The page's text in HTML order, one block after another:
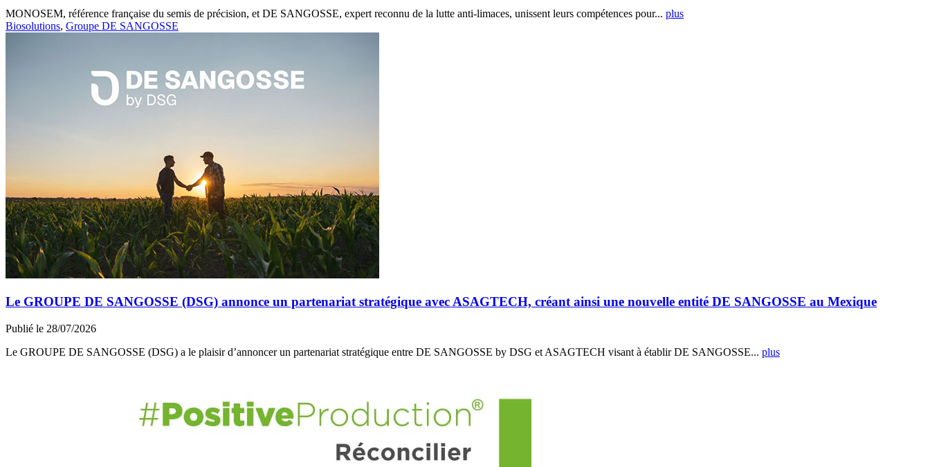
MONOSEM, référence française du semis de précision, et DE SANGOSSE, expert reconnu de la lutte anti-limaces, unissent leurs compétences pour... plus
Biosolutions, Groupe DE SANGOSSE
Le GROUPE DE SANGOSSE (DSG) annonce un partenariat stratégique avec ASAGTECH, créant ainsi une nouvelle entité DE SANGOSSE au Mexique
Publié le 28/07/2026
Le GROUPE DE SANGOSSE (DSG) a le plaisir d’annoncer un partenariat stratégique entre DE SANGOSSE by DSG et ASAGTECH visant à établir DE SANGOSSE... plus